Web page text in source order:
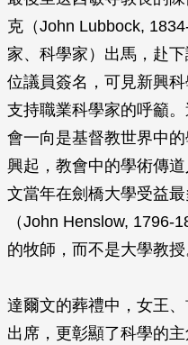
克（John Lubbock,
家、科學家）出馬，赴
位議員簽名，可見新興
支持職業科學家的呼籲
會一向是基督教世界中
興起，教會中的學術傳
文當年在劍橋大學受益
（John Henslow, 1796-
的牧師，而不是大學教授
達爾文的葬禮中，女王
出席，更彰顯了科學的